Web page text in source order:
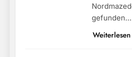
Weiterlesen